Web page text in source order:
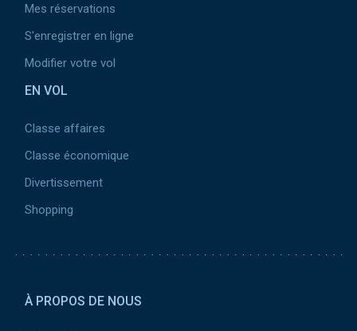
Mes réservations
S'enregistrer en ligne
Modifier votre vol
EN VOL
Classe affaires
Classe économique
Divertissement
Shopping
À PROPOS DE NOUS